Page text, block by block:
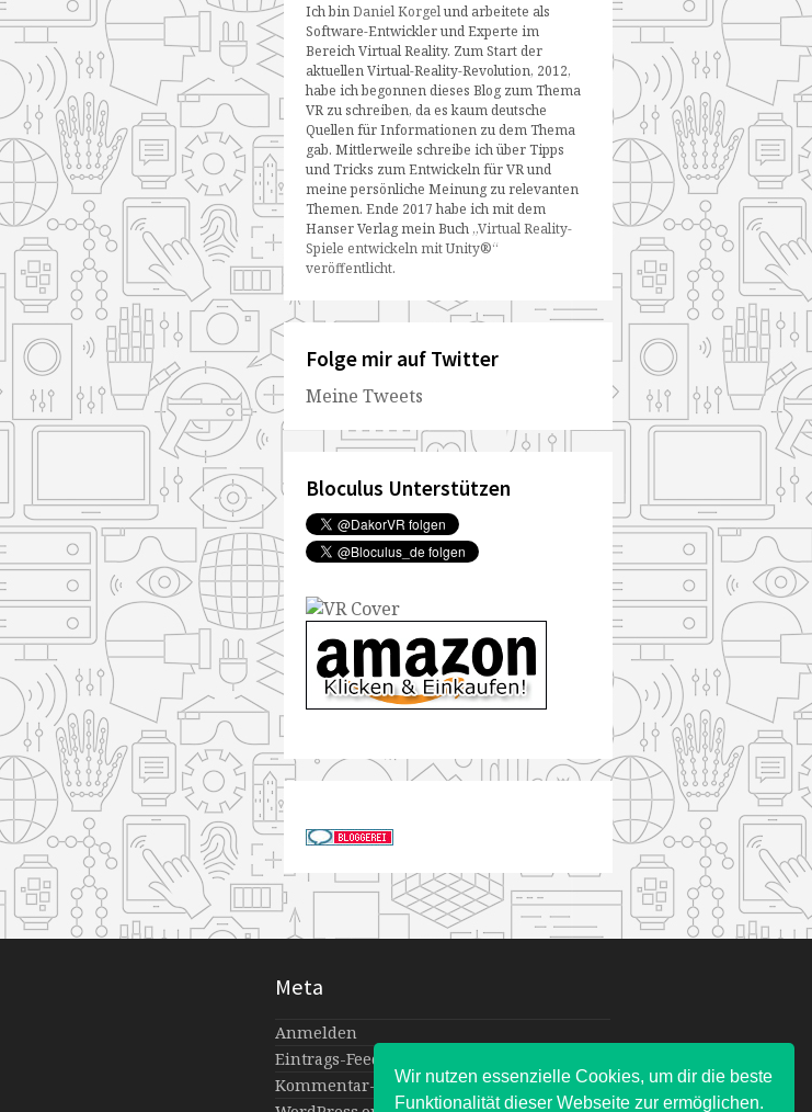
Ich binDaniel Korgelund arbeitete als
Software-Entwickler und Experte im
Bereich Virtual Reality. Zum Start der
aktuellen Virtual-Reality-Revolution, 2012,
habe ich begonnen dieses Blog zum Thema
VR zu schreiben, da es kaum deutsche
Quellen für Informationen zu dem Thema
gab. Mittlerweile schreibe ich über Tipps
und Tricks zum Entwickeln für VR und
meine persönliche Meinung zu relevanten
Themen. Ende 2017 habe ich mit dem
Hanser Verlag mein Buch „Virtual Reality-
Spiele entwickeln mit Unity®“
veröffentlicht.
Folge mir auf Twitter
Meine Tweets
Bloculus Unterstützen
Meta
Anmelden
Eintrags-Feed
Kommentar-FeedWir nutzen essenzielle Cookies, um dir die beste
Funktionalität dieser Webseite zur ermöglichen.